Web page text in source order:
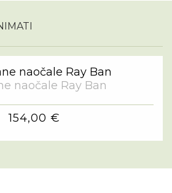
naočale Ray Ban
154,00 €